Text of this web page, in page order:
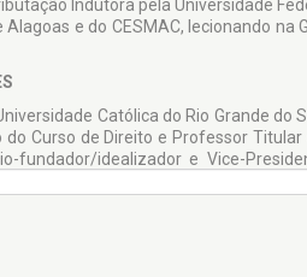
Indutora pela Universidade
e do CESMAC, lecionando
Católica do Rio Grande do
Curso de Direito e Professor
fundador/idealizador e Vice-